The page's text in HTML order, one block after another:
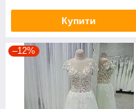
Купити
–12%